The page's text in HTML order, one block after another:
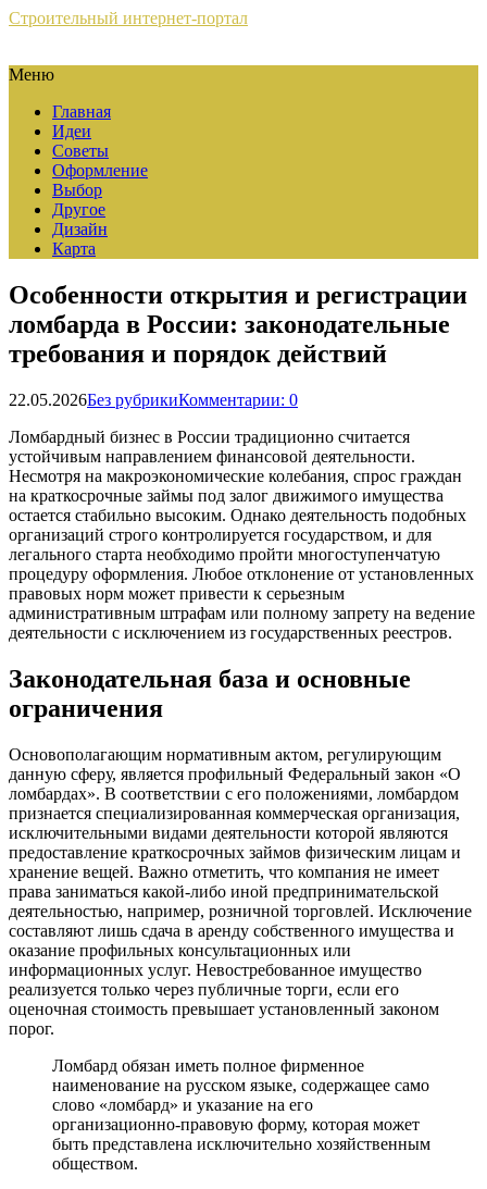
Строительный интернет-портал
Меню
Главная
Идеи
Советы
Оформление
Выбор
Другое
Дизайн
Карта
Особенности открытия и регистрации
ломбарда в России: законодательные
требования и порядок действий
22.05.2026Без рубрикиКомментарии: 0
Ломбардный бизнес в России традиционно считается
устойчивым направлением финансовой деятельности.
Несмотря на макроэкономические колебания, спрос граждан
на краткосрочные займы под залог движимого имущества
остается стабильно высоким. Однако деятельность подобных
организаций строго контролируется государством, и для
легального старта необходимо пройти многоступенчатую
процедуру оформления. Любое отклонение от установленных
правовых норм может привести к серьезным
административным штрафам или полному запрету на ведение
деятельности с исключением из государственных реестров.
Законодательная база и основные
ограничения
Основополагающим нормативным актом, регулирующим
данную сферу, является профильный Федеральный закон «О
ломбардах». В соответствии с его положениями, ломбардом
признается специализированная коммерческая организация,
исключительными видами деятельности которой являются
предоставление краткосрочных займов физическим лицам и
хранение вещей. Важно отметить, что компания не имеет
права заниматься какой-либо иной предпринимательской
деятельностью, например, розничной торговлей. Исключение
составляют лишь сдача в аренду собственного имущества и
оказание профильных консультационных или
информационных услуг. Невостребованное имущество
реализуется только через публичные торги, если его
оценочная стоимость превышает установленный законом
порог.
Ломбард обязан иметь полное фирменное
наименование на русском языке, содержащее само
слово «ломбард» и указание на его
организационно-правовую форму, которая может
быть представлена исключительно хозяйственным
обществом.